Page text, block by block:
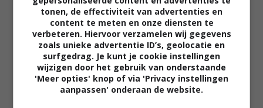
02:40
The Uprising
tonen, de effectiviteit van advertenties en
content te meten en onze diensten te
verbeteren. Hiervoor verzamelen wij gegevens
zoals unieke advertentie ID’s, geolocatie en
surfgedrag. Je kunt je cookie instellingen
wijzigen door het gebruik van onderstaande
'Meer opties' knop of via 'Privacy instellingen
aanpassen' onderaan de website.